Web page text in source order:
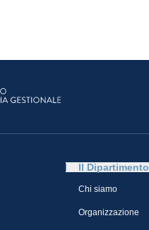
Il Dipartimento
Chi siamo
Organizzazione